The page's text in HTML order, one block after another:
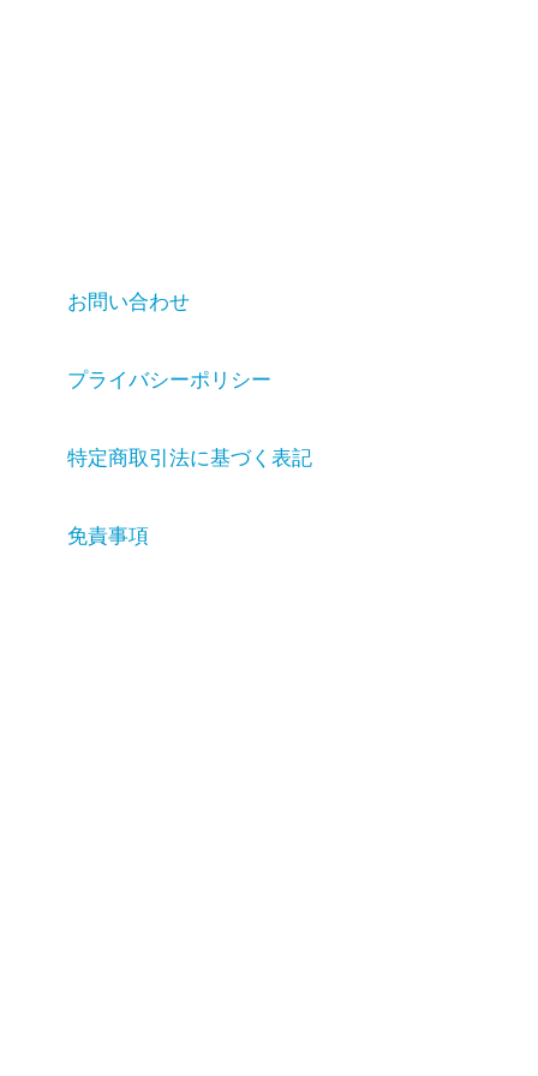
お問い合わせ
プライバシーポリシー
特定商取引法に基づく表記
免責事項